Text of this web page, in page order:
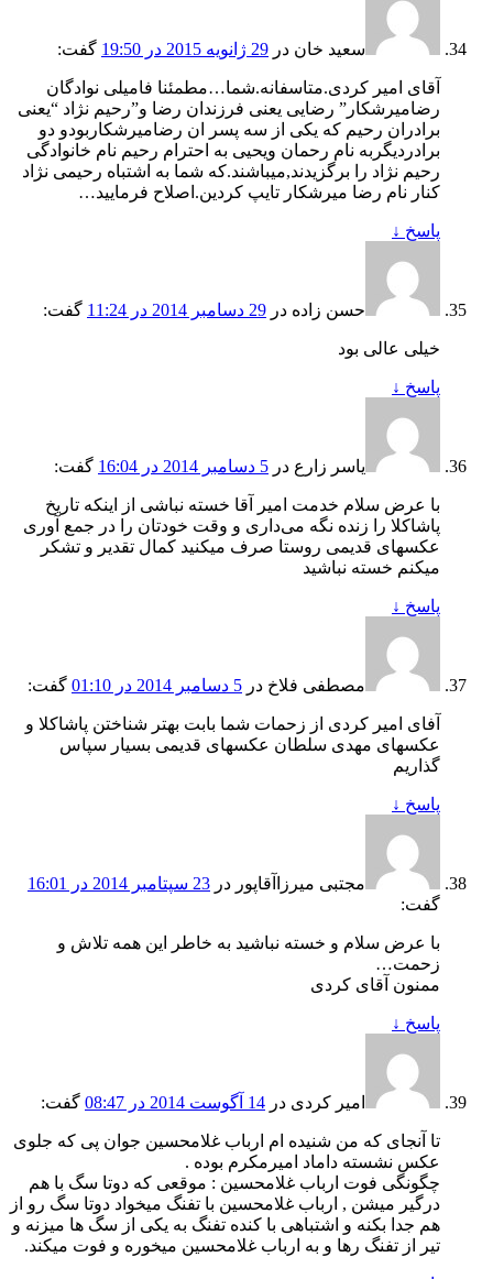
سعید خان در 29 ژانویه 2015 در 19:50 گفت:
آقای امیر کردی.متاسفانه.شما…مطمئنا فامیلی نوادگان
رضامیرشکار” رضایی یعنی فرزندان رضا و”رحیم نژاد “یعنی
برادران رحیم که یکی از سه پسر ان رضامیرشکاربودو دو
برادردیگربه نام رحمان ویحیی به احترام رحیم نام خانوادگی
رحیم نژاد را برگزیدند,میباشند.که شما به اشتباه رحیمی نژاد
کنار نام رضا میرشکار تایپ کردین.اصلاح فرمایید…
پاسخ ↓
حسن زاده در 29 دسامبر 2014 در 11:24 گفت:
خیلی عالی بود
پاسخ ↓
یاسر زارع در 5 دسامبر 2014 در 16:04 گفت:
با عرض سلام خدمت امیر آقا خسته نباشی از اینکه تاریخ
پاشاکلا را زنده نگه می‌داری و وقت خودتان را در جمع آوری
عکسهای قدیمی روستا صرف میکنید کمال تقدیر و تشکر
میکنم خسته نباشید
پاسخ ↓
مصطفی فلاخ در 5 دسامبر 2014 در 01:10 گفت:
آفای امیر کردی از زحمات شما بابت بهتر شناختن پاشاکلا و
عکسهای مهدی سلطان عکسهای قدیمی بسیار سپاس
گذاریم
پاسخ ↓
مجتبى ميرزاآقاپور در 23 سپتامبر 2014 در 16:01
گفت:
با عرض سلام و خسته نباشيد به خاطر اين همه تلاش و
زحمت…
ممنون آقاى كردى
پاسخ ↓
امیر کردی در 14 آگوست 2014 در 08:47 گفت:
تا آنجای که من شنیده ام ارباب غلامحسین جوان پی که جلوی
عکس نشسته داماد امیرمکرم بوده .
چگونگی فوت ارباب غلامحسین : موقعی که دوتا سگ با هم
درگیر میشن , ارباب غلامحسین با تفنگ میخواد دوتا سگ رو از
هم جدا بکنه و اشتباهی با کنده تفنگ به یکی از سگ ها میزنه و
تیر از تفنگ رها و به ارباب غلامحسین میخوره و فوت میکند.